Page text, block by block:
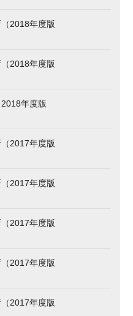
2018年度版
2018年度版
年度版
2017年度版
2017年度版
2017年度版
2017年度版
2017年度版